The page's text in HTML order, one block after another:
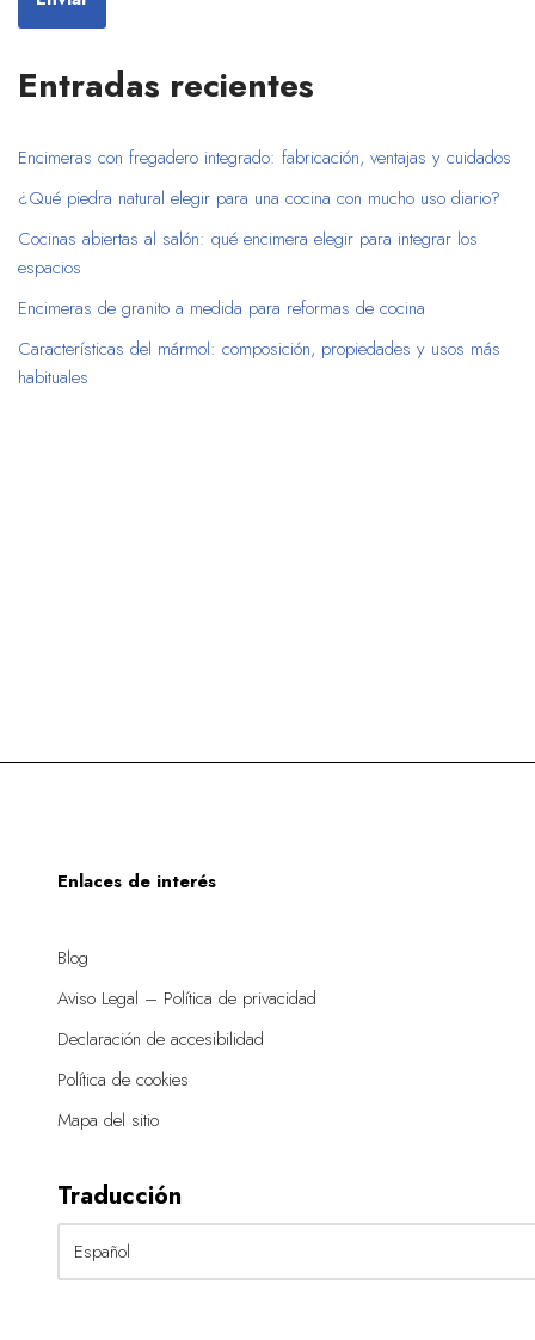
Entradas recientes
Encimeras con fregadero integrado: fabricación, ventajas y cuidados
¿Qué piedra natural elegir para una cocina con mucho uso diario?
Cocinas abiertas al salón: qué encimera elegir para integrar los
espacios
Encimeras de granito a medida para reformas de cocina
Características del mármol: composición, propiedades y usos más
habituales
Enlaces de interés
Blog
Aviso Legal – Política de privacidad
Declaración de accesibilidad
Política de cookies
Mapa del sitio
Traducción